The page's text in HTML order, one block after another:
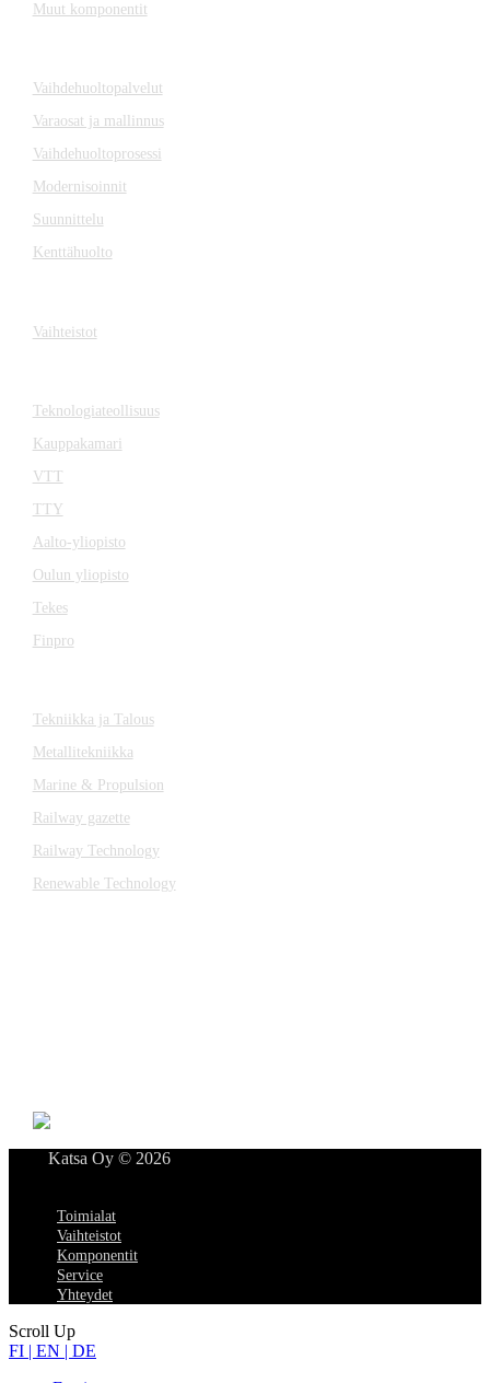
Muut komponentit
Vaihdehuoltopalvelut
Varaosat ja mallinnus
Vaihdehuoltoprosessi
Modernisoinnit
Suunnittelu
Kenttähuolto
Vaihteistot
Teknologiateollisuus
Kauppakamari
VTT
TTY
Aalto-yliopisto
Oulun yliopisto
Tekes
Finpro
Tekniikka ja Talous
Metallitekniikka
Marine & Propulsion
Railway gazette
Railway Technology
Renewable Technology
Katsa Oy © 2026
Toimialat
Vaihteistot
Komponentit
Service
Yhteydet
Scroll Up
FI | EN | DE